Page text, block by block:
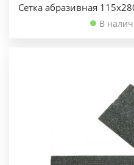
Сетка абразивная
В